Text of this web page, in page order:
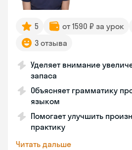
5 от 1590 ₽ за урок
3 отзыва
Уделяет внимание
запаса
Объясняет грамматику
языком
Помогает улучшить
практику
Читать дальше